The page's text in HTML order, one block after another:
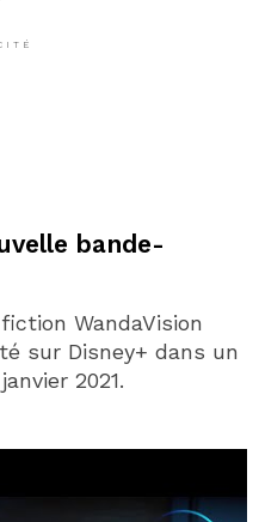
bande-
WandaVision
sur Disney+ dans un
2021.